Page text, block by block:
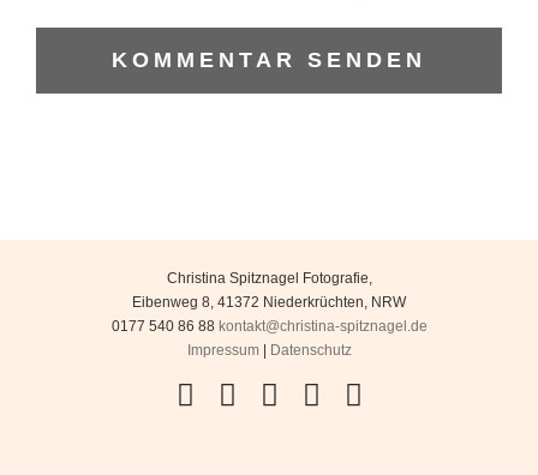
Christina Spitznagel Fotografie
Eibenweg 8 41372 Niederkrüchten NRW
0177 540 86 88 kontakt@christina-spitznagel.de
Impressum| Datenschutz
Facebook
Instagram
YouTube
Flickr